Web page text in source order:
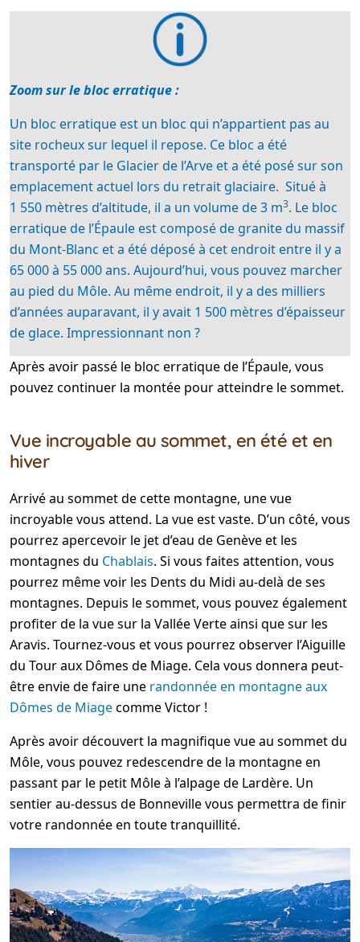
Zoom sur le bloc erratique :
Un bloc erratique est un bloc qui n’appartient pas au
site rocheux sur lequel il repose. Ce bloc a été
transporté par le Glacier de l’Arve et a été posé sur son
emplacement actuel lors du retrait glaciaire. Situé à
1 550 mètres d’altitude, il a un volume de 3 m3. Le bloc
erratique de l’Épaule est composé de granite du massif
du Mont-Blanc et a été déposé à cet endroit entre il y a
65 000 à 55 000 ans. Aujourd’hui, vous pouvez marcher
au pied du Môle. Au même endroit, il y a des milliers
d’années auparavant, il y avait 1 500 mètres d’épaisseur
de glace. Impressionnant non ?
Après avoir passé le bloc erratique de l’Épaule, vous
pouvez continuer la montée pour atteindre le sommet.
Vue incroyable au sommet, en été et en
hiver
Arrivé au sommet de cette montagne, une vue
incroyable vous attend. La vue est vaste. D’un côté, vous
pourrez apercevoir le jet d’eau de Genève et les
montagnes du Chablais. Si vous faites attention, vous
pourrez même voir les Dents du Midi au-delà de ses
montagnes. Depuis le sommet, vous pouvez également
profiter de la vue sur la Vallée Verte ainsi que sur les
Aravis. Tournez-vous et vous pourrez observer l’Aiguille
du Tour aux Dômes de Miage. Cela vous donnera peut-
être envie de faire une randonnée en montagne aux
Dômes de Miagecomme Victor !
Après avoir découvert la magnifique vue au sommet du
Môle, vous pouvez redescendre de la montagne en
passant par le petit Môle à l’alpage de Lardère. Un
sentier au-dessus de Bonneville vous permettra de finir
votre randonnée en toute tranquillité.